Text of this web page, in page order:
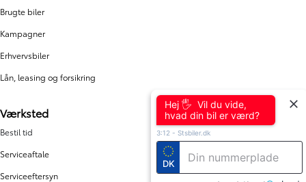
Brugte biler
Kampagner
Erhvervsbiler
Lån, leasing og forsikring
Værksted
Bestil tid
Serviceaftale
Serviceeftersyn
Hej 🖐 Vil du vide,
hvad din bil er værd?
3:12 - Stsbiler.dk
DK